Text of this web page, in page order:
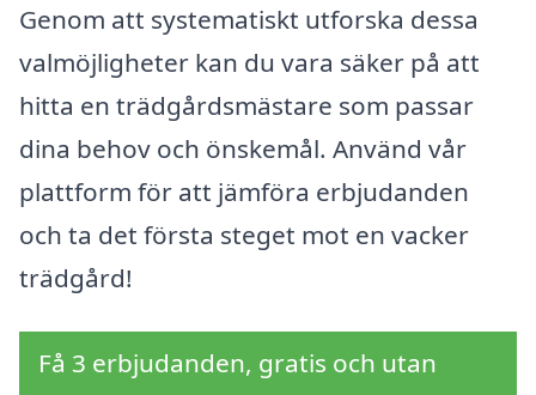
Genom att systematiskt utforska dessa
valmöjligheter kan du vara säker på att
hitta en trädgårdsmästare som passar
dina behov och önskemål. Använd vår
plattform för att jämföra erbjudanden
och ta det första steget mot en vacker
trädgård!
Få 3 erbjudanden, gratis och utan